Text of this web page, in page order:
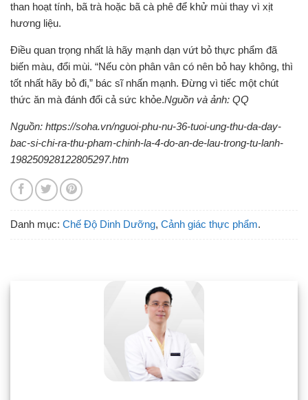
than hoạt tính, bã trà hoặc bã cà phê để khử mùi thay vì xịt
hương liệu.
Điều quan trọng nhất là hãy mạnh dạn vứt bỏ thực phẩm đã
biến màu, đổi mùi. “Nếu còn phân vân có nên bỏ hay không, thì
tốt nhất hãy bỏ đi,” bác sĩ nhấn mạnh. Đừng vì tiếc một chút
thức ăn mà đánh đổi cả sức khỏe.Nguồn và ảnh: QQ
Nguồn: https://soha.vn/nguoi-phu-nu-36-tuoi-ung-thu-da-day-
bac-si-chi-ra-thu-pham-chinh-la-4-do-an-de-lau-trong-tu-lanh-
198250928122805297.htm
Danh mục: Chế Độ Dinh Dưỡng, Cảnh giác thực phẩm.